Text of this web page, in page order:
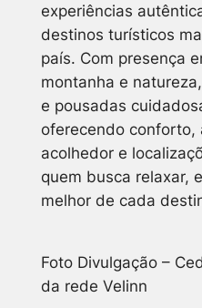
experiências
destinos turísticos
país. Com presença
montanha e
e pousadas
oferecendo conforto,
acolhedor e
quem busca relaxar,
melhor de cada
Foto Divulgação –
da rede Velinn